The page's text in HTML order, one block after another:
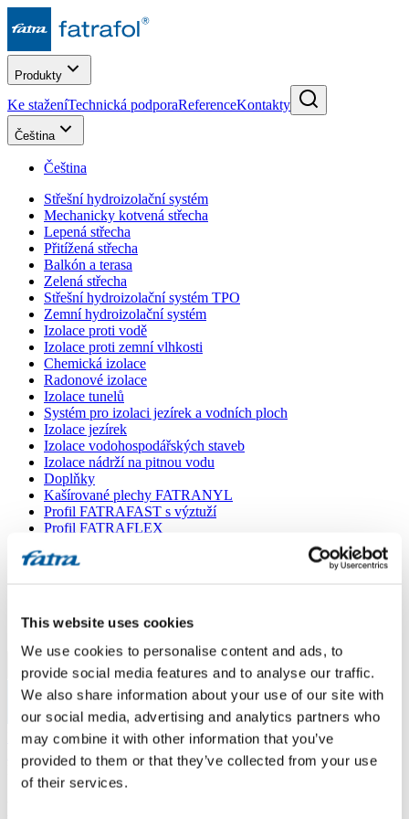
This website uses cookies
We use cookies to personalise content and ads, to
provide social media features and to analyse our traffic.
We also share information about your use of our site with
our social media, advertising and analytics partners who
may combine it with other information that you’ve
provided to them or that they’ve collected from your use
of their services.
Produkty
Ke staženíTechnická podporaReferenceKontakty
Čeština
Čeština
Střešní hydroizolační systém
Mechanicky kotvená střecha
Lepená střecha
Přitížená střecha
Balkón a terasa
Zelená střecha
Střešní hydroizolační systém TPO
Zemní hydroizolační systém
Izolace proti vodě
Izolace proti zemní vlhkosti
Chemická izolace
Radonové izolace
Izolace tunelů
Systém pro izolaci jezírek a vodních ploch
Izolace jezírek
Izolace vodohospodářských staveb
Izolace nádrží na pitnou vodu
Doplňky
Kašírované plechy FATRANYL
Profil FATRAFAST s výztuží
Profil FATRAFLEX
Parozábrana a tepelná izolace
VŠECHNY PRODUKTY
Menu
Menu
Domů/
Poradna
Dotaz 352